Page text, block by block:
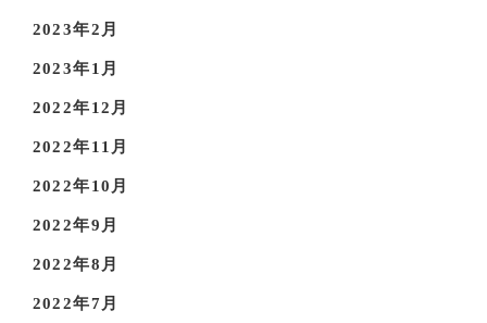
2023年2月
2023年1月
2022年12月
2022年11月
2022年10月
2022年9月
2022年8月
2022年7月